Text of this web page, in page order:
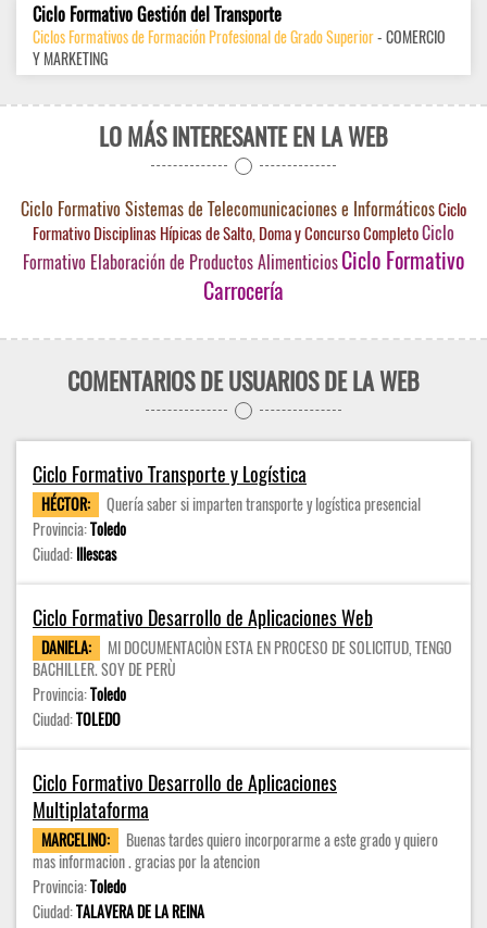
Ciclo Formativo Gestión del Transporte
Ciclos Formativos de Formación Profesional de Grado Superior- COMERCIO
Y MARKETING
LO MÁS INTERESANTE EN LA WEB
Ciclo Formativo Sistemas de Telecomunicaciones e InformáticosCiclo
Formativo Disciplinas Hípicas de Salto, Doma y Concurso CompletoCiclo
Formativo Elaboración de Productos AlimenticiosCiclo Formativo
Carrocería
COMENTARIOS DE USUARIOS DE LA WEB
Ciclo Formativo Transporte y Logística
HÉCTOR:
Quería saber si imparten transporte y logística presencial
Provincia:Toledo
Ciudad:Illescas
Ciclo Formativo Desarrollo de Aplicaciones Web
DANIELA:
MI DOCUMENTACIÒN ESTA EN PROCESO DE SOLICITUD, TENGO
BACHILLER. SOY DE PERÙ
Provincia:Toledo
Ciudad:TOLEDO
Ciclo Formativo Desarrollo de Aplicaciones
Multiplataforma
MARCELINO:
Buenas tardes quiero incorporarme a este grado y quiero
mas informacion . gracias por la atencion
Provincia:Toledo
Ciudad:TALAVERA DE LA REINA